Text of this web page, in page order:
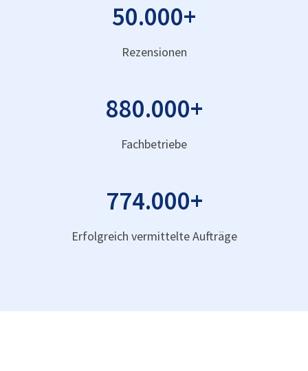
50.000+
Rezensionen
880.000+
Fachbetriebe
774.000+
Erfolgreich vermittelte Aufträge